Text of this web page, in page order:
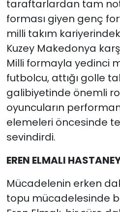
taraftarlardan tam not
forması giyen genç
milli takım
Kuzey Makedonya
Milli formayla yedinci
futbolcu, attığı golle
galibiyetinde önemli
oyuncuların
elemeleri öncesinde
sevindirdi.
EREN ELMALI
Mücadelenin erken
topu mücadelesinde